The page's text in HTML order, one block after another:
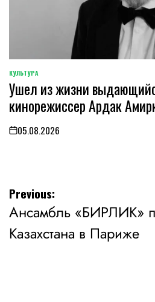
POSTED
IN
КУЛЬТУРА
Ушел из жизни
кинорежиссер Ардак
on05.08.2026
Навигация
по
записям
Previous:
Ансамбль «БИРЛИК»
Казахстана в Париже